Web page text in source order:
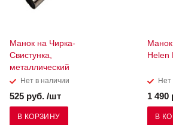
Манок на Чирка-
Свистунка,
металлический
Нет в наличии
525 руб. /шт
В КОРЗИНУ
Helen
Нет
1 490
В